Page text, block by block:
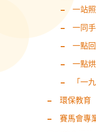
一站
一同
一點
一點
「一
環保教育
賽馬會專